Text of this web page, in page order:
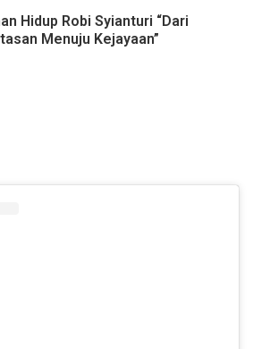
Hidup Robi Syianturi “Dari
Menuju Kejayaan”